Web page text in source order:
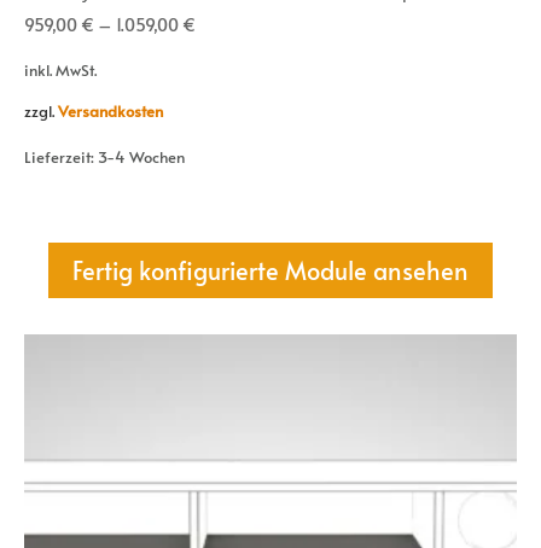
959,00 € – 1.059,00 €
inkl. MwSt.
zzgl.Versandkosten
Lieferzeit: 3-4 Wochen
Fertig konfigurierte Module ansehen